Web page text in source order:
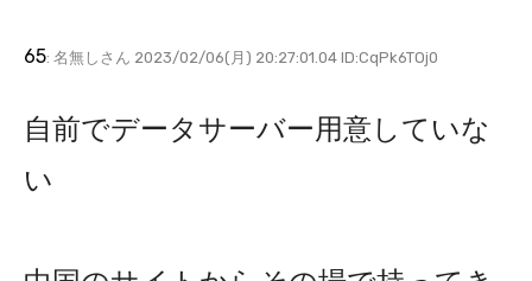
65: 名無しさん 2023/02/06(月) 20:27:01.04 ID:CqPk6TOj0
自前でデータサーバー用意していな
い